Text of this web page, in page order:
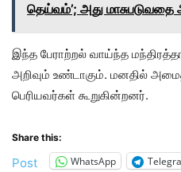
தெய்வம்’; அது மாசுபடுவதை
இந்த பேராற்றல் வாய்ந்த
அறிவும் உண்டாகும். மனதில்
பெரியவர்கள் கூறுகின்றனர்.
Share this:
Post WhatsApp